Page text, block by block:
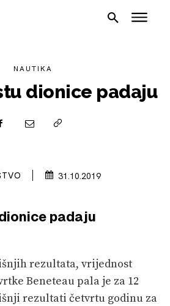
NAUTIKA
dionice padaju
31.10.2019
padaju
rezultata, vrijednost
Beneteau pala je za 12
rezultati četvrtu godinu za